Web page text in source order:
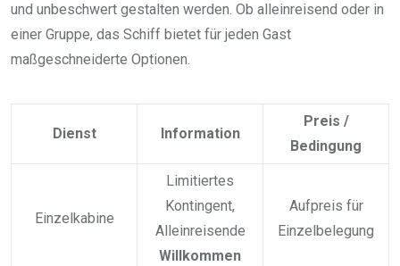
und unbeschwert gestalten werden. Ob alleinreisend oder in
einer Gruppe, das Schiff bietet für jeden Gast
maßgeschneiderte Optionen.
Dienst Information
Preis /
Bedingung
Einzelkabine
Limitiertes
Kontingent,
Alleinreisende
Willkommen
Aufpreis für
Einzelbelegung